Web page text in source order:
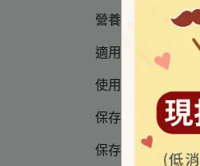
營養標示 │請詳見
適用對象 │ 適孕
使用方法 │ 每日2
保存方法 │ 置於
保存期限 │ 3年 (